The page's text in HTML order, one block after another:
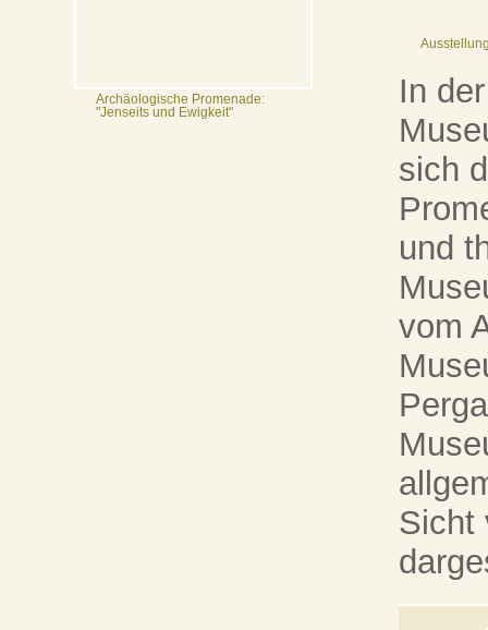
Archäologische Promenade:
"Jenseits und Ewigkeit"
In
sich
und
vom
Sicht